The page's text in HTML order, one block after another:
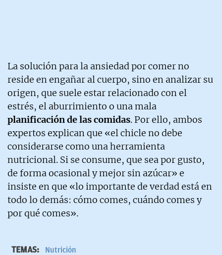
La solución para la ansiedad por comer no
reside en engañar al cuerpo, sino en analizar su
origen, que suele estar relacionado con el
estrés, el aburrimiento o una mala
planificación de las comidas. Por ello, ambos
expertos explican que «el chicle no debe
considerarse como una herramienta
nutricional. Si se consume, que sea por gusto,
de forma ocasional y mejor sin azúcar» e
insiste en que «lo importante de verdad está en
todo lo demás: cómo comes, cuándo comes y
por qué comes».
TEMAS: Nutrición